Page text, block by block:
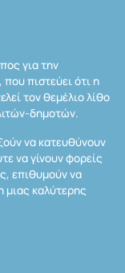
για την
πιστεύει ότι η
τον θεμέλιο λίθο
δημοτών.
να κατευθύνουν
να γίνουν φορείς
επιθυμούν να
καλύτερης